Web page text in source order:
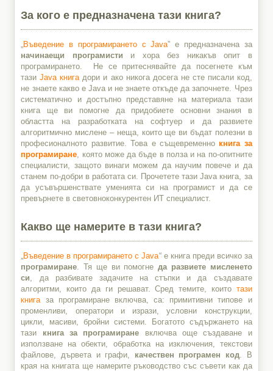
За кого е предназначена тази книга?
Въведение в програмирането с Java” е предназначена за
начинаещи програмисти и хора без никакъв опит в
програмирането. Не се притеснявайте да посегнете към
тазиJava книга дори и ако никога досега не сте писали код,
не знаете какво е Java и не знаете откъде да започнете. Чрез
систематично и достъпно представяне на материала тази
книга ще ви помогне да придобиете основни знания в
областта на разработката на софтуер и да развиете
алгоритмично мислене – неща, които ще ви бъдат полезни в
професионалното развитие. Това е същевременнокнига за
програмиране , която може да бъде в полза и на по-опитните
специалисти, защото винаги можем да научим повече и да
станем по-добри в работата си. Прочетете тази Java книга, за
да усъвършенствате уменията си на програмист и да се
превърнете в световноконкурентен ИТ специалист.
Какво ще намерите в тази книга?
Въведение в програмирането с Java“ е книга преди всичко за
програмиране . Тя ще ви помогнеда развиете мисленето
си , да разбивате задачите на стъпки и да създавате
алгоритми, които да ги решават. Сред темите, които тази
книга за програмиране включва, са: примитивни типове и
променливи, оператори и изрази, условни конструкции,
цикли, масиви, бройни системи. Богатото съдържането на
тази книга за програмиране включва още създаване и
използване на обекти, обработка на изключения, текстови
файлове, дървета и графи, качествен програмен код . В
края на книгата ще намерите ръководство със съвети как да